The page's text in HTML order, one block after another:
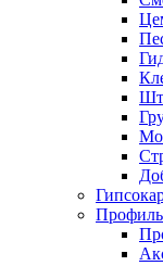
Профиль